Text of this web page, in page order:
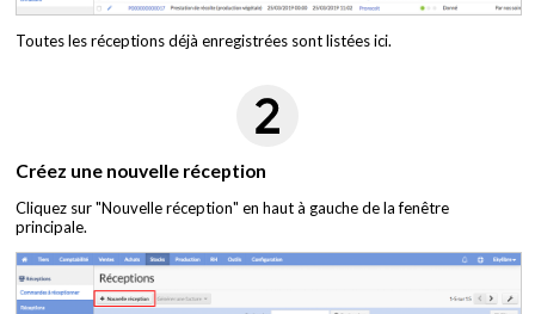
Toutes les réceptions déjà enregistrées sont listées ici.
Créez une nouvelle réception
Cliquez sur "Nouvelle réception" en haut à gauche de la fenêtre
principale.